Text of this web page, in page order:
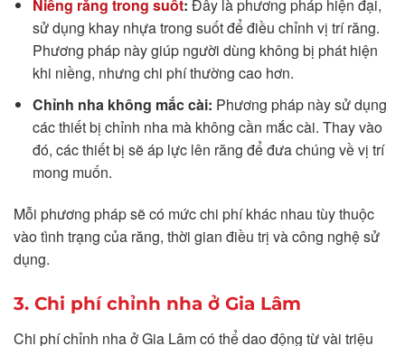
Niềng răng trong suốt: Đây là phương pháp hiện đại,
sử dụng khay nhựa trong suốt để điều chỉnh vị trí răng.
Phương pháp này giúp người dùng không bị phát hiện
khi niềng, nhưng chi phí thường cao hơn.
Chỉnh nha không mắc cài: Phương pháp này sử dụng
các thiết bị chỉnh nha mà không cần mắc cài. Thay vào
đó, các thiết bị sẽ áp lực lên răng để đưa chúng về vị trí
mong muốn.
Mỗi phương pháp sẽ có mức chi phí khác nhau tùy thuộc
vào tình trạng của răng, thời gian điều trị và công nghệ sử
dụng.
3. Chi phí chỉnh nha ở Gia Lâm
Chi phí chỉnh nha ở Gia Lâm có thể dao động từ vài triệu